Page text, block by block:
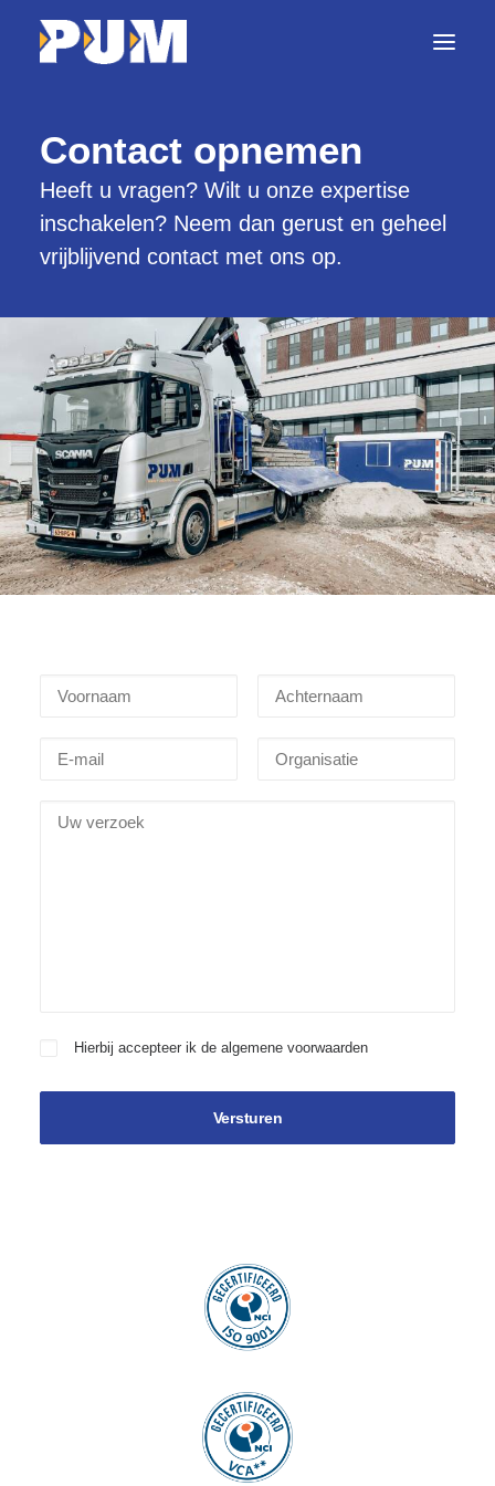
Home
Diensten
Projecten
Nieuws
Werken bij PUM
Contact
Contact opnemen
Heeft u vragen? Wilt u onze expertise
inschakelen? Neem dan gerust en geheel
vrijblijvend contact met ons op.
Hierbij accepteer ik dealgemene voorwaarden